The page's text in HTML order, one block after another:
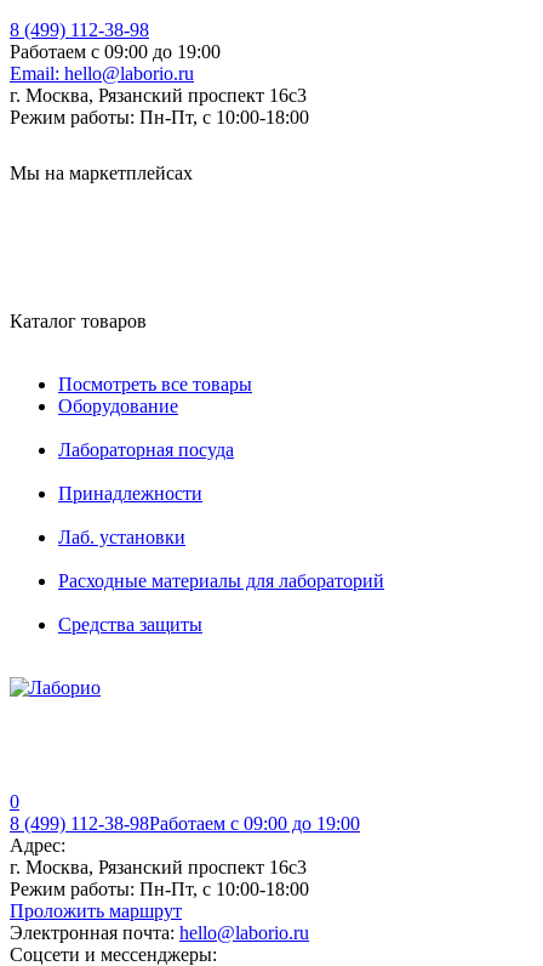
8 (499) 112-38-98
Работаем с 09:00 до 19:00
Email: hello@laborio.ru
г. Москва, Рязанский проспект 16с3
Режим работы: Пн-Пт, с 10:00-18:00
Мы на маркетплейсах
Каталог товаров
Посмотреть все товары
Оборудование
Лабораторная посуда
Принадлежности
Лаб. установки
Расходные материалы для лабораторий
Средства защиты
0
8 (499) 112-38-98Работаем с 09:00 до 19:00
Адрес:
г. Москва, Рязанский проспект 16с3
Режим работы: Пн-Пт, с 10:00-18:00
Проложить маршрут
Электронная почта: hello@laborio.ru
Соцсети и мессенджеры: